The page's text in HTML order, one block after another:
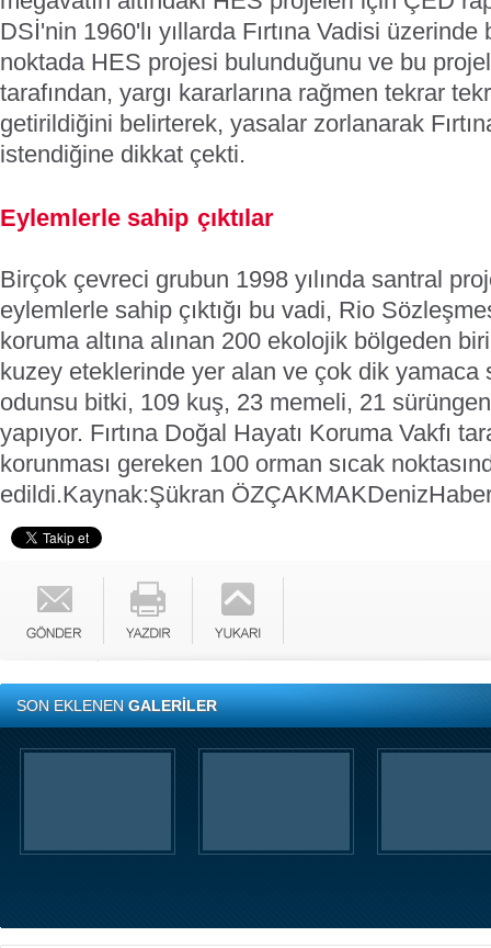
DSİ'nin 1960'lı yıllarda Fırtına Vadisi üzerinde
noktada HES projesi bulunduğunu ve bu
tarafından, yargı kararlarına rağmen tekrar
getirildiğini belirterek, yasalar zorlanarak
istendiğine dikkat çekti.
Eylemlerle sahip çıktılar
Birçok çevreci grubun 1998 yılında santral
eylemlerle sahip çıktığı bu vadi, Rio
koruma altına alınan 200 ekolojik bölgeden
kuzey eteklerinde yer alan ve çok dik yamaca
odunsu bitki, 109 kuş, 23 memeli, 21
yapıyor. Fırtına Doğal Hayatı Koruma Vakfı
korunması gereken 100 orman sıcak
edildi.Kaynak:Şükran ÖZÇAKMAK
SON EKLENENGALERİLER